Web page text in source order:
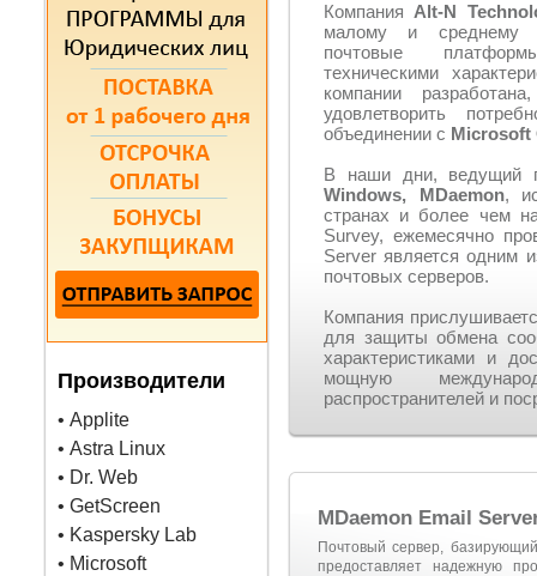
Производители
• Applite
• Astra Linux
• Dr. Web
• GetScreen
• Kaspersky Lab
• Microsoft
Компания Alt-N
малому и среднему
почтовые
техническими
компании
удовлетворить
объединении с Microsoft
В наши дни, ведущий
Windows, MDaemon,
странах и более чем
Survey, ежемесячно
Server является одним
почтовых серверов.
Компания
для защиты обмена
характеристиками и
мощную
распространителей и
MDaemon Email
Почтовый сервер,
предоставляет надежную